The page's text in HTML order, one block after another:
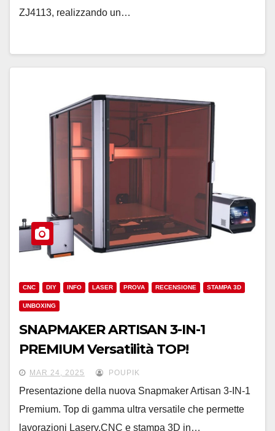
ZJ4113, realizzando un…
CNC DIY INFO LASER PROVA RECENSIONE STAMPA 3D
UNBOXING
SNAPMAKER ARTISAN 3-IN-1
PREMIUM Versatilità TOP!
MAR 24, 2025 POUPIK
Presentazione della nuova Snapmaker Artisan 3-IN-1
Premium. Top di gamma ultra versatile che permette
lavorazioni Laserv,CNC e stampa 3D in…